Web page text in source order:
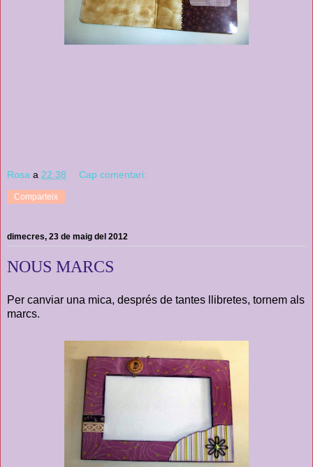
Rosa a 22:38 Cap comentari:
Comparteix
dimecres, 23 de maig del 2012
NOUS MARCS
Per canviar una mica, després de tantes llibretes, tornem als
marcs.